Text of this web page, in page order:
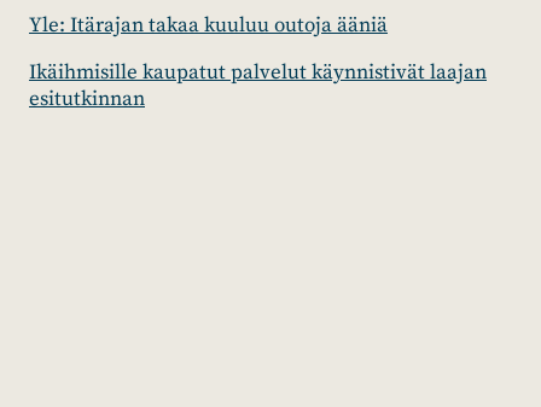
Yle: Itärajan takaa kuuluu outoja ääniä
Ikäihmisille kaupatut palvelut käynnistivät laajan
esitutkinnan